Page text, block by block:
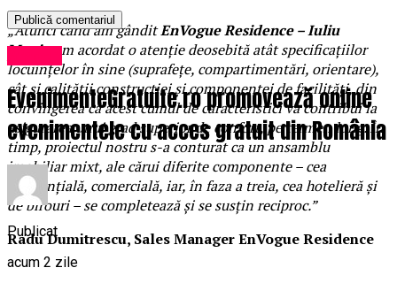
„Atunci când am gânditEnVogue Residence – Iuliu
Maniuam acordat o atenție deosebită atât specificațiilor
locuințelor în sine (suprafețe, compartimentări, orientare),
cât și calității construcției și componentei de facilități, din
convingerea că acest cumul de caracteristici va contribui la
asigurarea unui grad superior de confort, pe termen lung. În
timp, proiectul nostru s-a conturat ca un ansamblu
imobiliar mixt, ale cărui diferite componente – cea
rezidențială, comercială, iar, în faza a treia, cea hotelieră și
de birouri – se completează și se susțin reciproc.”
Radu Dumitrescu, Sales Manager EnVogue Residence
EvenimenteGratuite.ro promovează online
evenimentele cu acces gratuit din România
Publicat
acum 2 zile